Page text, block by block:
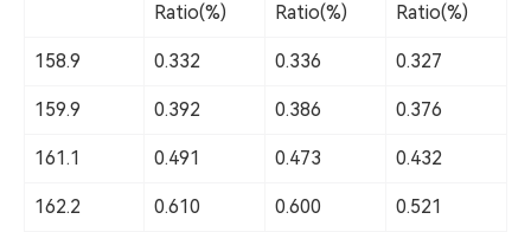
Ratio(%)
Ratio(%)
Ratio(%)
158.9 0.332 0.336 0.327
159.9 0.392 0.386 0.376
161.1 0.491 0.473 0.432
162.2 0.610 0.600 0.521